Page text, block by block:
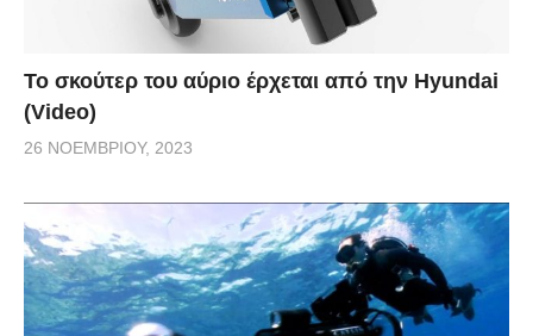
Το σκούτερ του αύριο έρχεται από την Hyundai
(Video)
26 ΝΟΕΜΒΡΊΟΥ, 2023